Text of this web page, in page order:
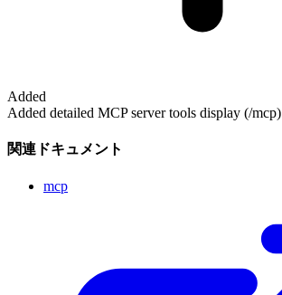
Added
Added detailed MCP server tools display (/mcp)
関連ドキュメント
mcp